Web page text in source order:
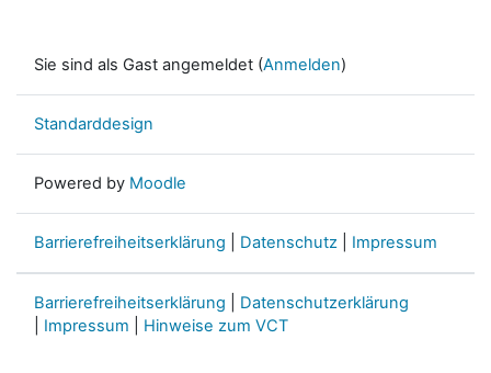
Sie sind als Gast angemeldet (Anmelden)
Standarddesign
Powered by Moodle
Barrierefreiheitserklärung Datenschutz Impressum
Barrierefreiheitserklärung
Datenschutzerklärung
Impressum Hinweise zum VCT